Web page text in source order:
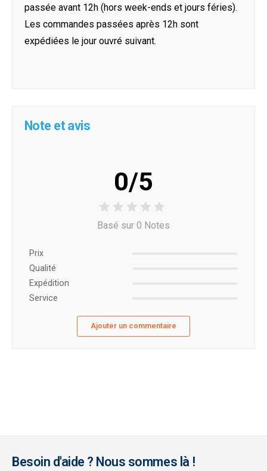
passée avant 12h (hors week-ends et jours féries).
Les commandes passées après 12h sont
expédiées le jour ouvré suivant.
Note et avis
0/5
Basé sur 0 Notes
Prix ​​
Qualité
Expédition
Service
Ajouter un commentaire
Besoin d'aide ? Nous sommes là !